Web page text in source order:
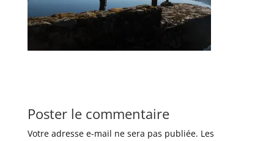
Poster le commentaire
Votre adresse e-mail ne sera pas publiée. Les